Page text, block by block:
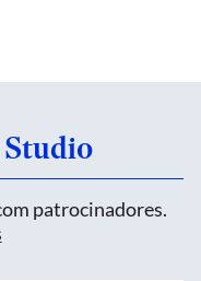
patrocinadores.